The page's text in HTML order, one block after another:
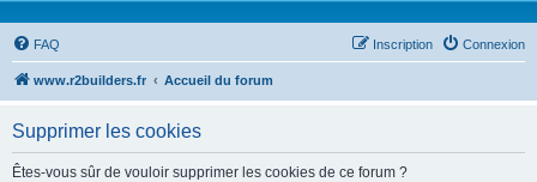
FAQ Connexion
Inscription
www.r2builders.fr Accueil du forum
Supprimer les cookies
Êtes-vous sûr de vouloir supprimer les cookies de ce forum ?